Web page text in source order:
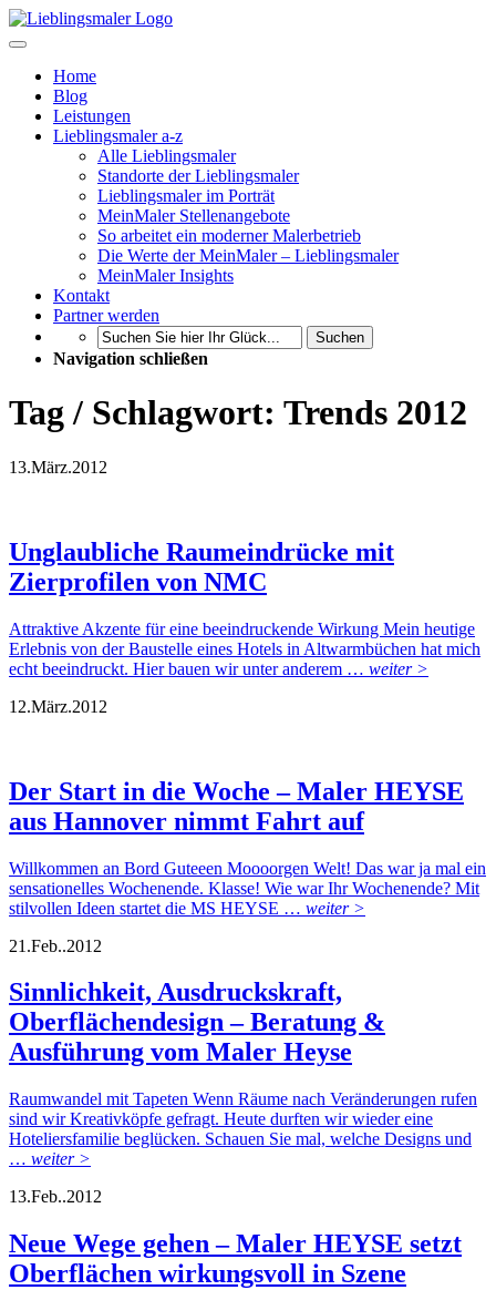
Home
Blog
Leistungen
Lieblingsmaler a-z
Alle Lieblingsmaler
Standorte der Lieblingsmaler
Lieblingsmaler im Porträt
MeinMaler Stellenangebote
So arbeitet ein moderner Malerbetrieb
Die Werte der MeinMaler – Lieblingsmaler
MeinMaler Insights
Kontakt
Partner werden
Suchen
Navigation schließen
Tag / Schlagwort: Trends 2012
13.März.2012
Unglaubliche Raumeindrücke mit
Zierprofilen von NMC
Attraktive Akzente für eine beeindruckende Wirkung Mein heutige
Erlebnis von der Baustelle eines Hotels in Altwarmbüchen hat mich
echt beeindruckt. Hier bauen wir unter anderem … weiter >
12.März.2012
Der Start in die Woche – Maler HEYSE
aus Hannover nimmt Fahrt auf
Willkommen an Bord Guteeen Moooorgen Welt! Das war ja mal ein
sensationelles Wochenende. Klasse! Wie war Ihr Wochenende? Mit
stilvollen Ideen startet die MS HEYSE … weiter >
21.Feb..2012
Sinnlichkeit, Ausdruckskraft,
Oberflächendesign – Beratung &
Ausführung vom Maler Heyse
Raumwandel mit Tapeten Wenn Räume nach Veränderungen rufen
sind wir Kreativköpfe gefragt. Heute durften wir wieder eine
Hoteliersfamilie beglücken. Schauen Sie mal, welche Designs und
… weiter >
13.Feb..2012
Neue Wege gehen – Maler HEYSE setzt
Oberflächen wirkungsvoll in Szene